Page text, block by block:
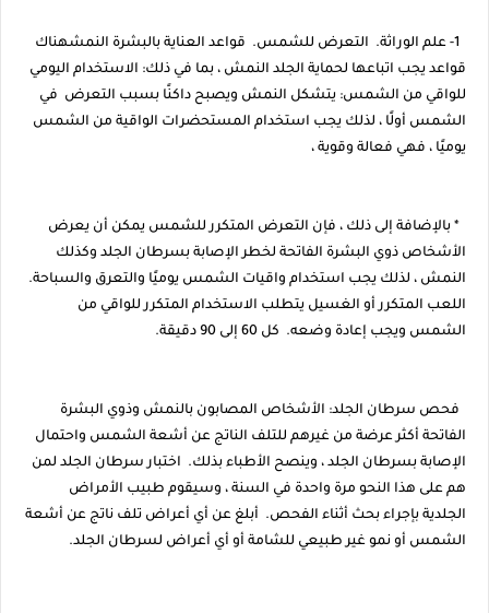
1- علم الوراثة. التعرض للشمس. قواعد العناية بالبشرة النمشهناك
قواعد يجب اتباعها لحماية الجلد النمش ، بما في ذلك: الاستخدام اليومي
للواقي من الشمس: يتشكل النمش ويصبح داكنًا بسبب التعرض في
الشمس أولًا ، لذلك يجب استخدام المستحضرات الواقية من الشمس
يوميًا ، فهي فعالة وقوية ،
* بالإضافة إلى ذلك ، فإن التعرض المتكرر للشمس يمكن أن يعرض
الأشخاص ذوي البشرة الفاتحة لخطر الإصابة بسرطان الجلد وكذلك
النمش ، لذلك يجب استخدام واقيات الشمس يوميًا والتعرق والسباحة.
اللعب المتكرر أو الغسيل يتطلب الاستخدام المتكرر للواقي من
الشمس ويجب إعادة وضعه. كل 60 إلى 90 دقيقة.
فحص سرطان الجلد: الأشخاص المصابون بالنمش وذوي البشرة
الفاتحة أكثر عرضة من غيرهم للتلف الناتج عن أشعة الشمس واحتمال
الإصابة بسرطان الجلد ، وينصح الأطباء بذلك. اختبار سرطان الجلد لمن
هم على هذا النحو مرة واحدة في السنة ، وسيقوم طبيب الأمراض
الجلدية بإجراء بحث أثناء الفحص. أبلغ عن أي أعراض تلف ناتج عن أشعة
الشمس أو نمو غير طبيعي للشامة أو أي أعراض لسرطان الجلد.